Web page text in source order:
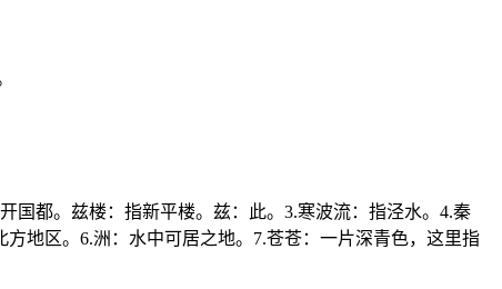
国都。兹楼：指新平楼。兹：此。3.寒波流：指泾水。4.秦
地区。6.洲：水中可居之地。7.苍苍：一片深青色，这里指